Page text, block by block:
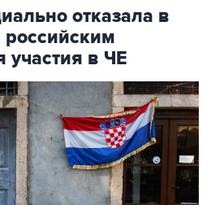
отказала в
участия в ЧЕ